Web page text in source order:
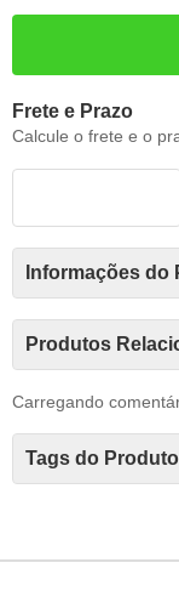
Frete e Prazo
Calcule o frete e o
Informações do
Produtos
Carregando
Tags do Produto